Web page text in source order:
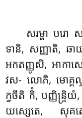
សរម្ហា បរ
ទានិ, សញ្ញាតិ, ឆ
អកតញ្ញូសិ, អាកាស
វស- លោភិ, មោគ្គ
ក្វចីតិ កិំ, បញ្ញិន្ទ្រិ
យស្សេតេ, សុគត